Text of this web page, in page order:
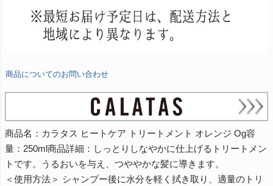
商品についてのお問い合わせ
商品名：カラタス ヒートケア トリートメント オレンジ Og容
量：250ml商品詳細：しっとりしなやかに仕上げるトリートメン
トです。うるおいを与え、つややかな髪に導きます。
＜使用方法＞ シャンプー後に水分を軽く拭き取り、適量のトリ